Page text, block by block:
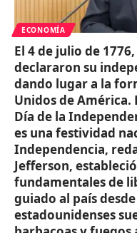
ECONOMÍA
El 4 de julio de
declararon su
dando lugar a la
Unidos de América.
Día de la
es una festividad
Independencia,
Jefferson,
fundamentales de
guiado al país
estadounidenses